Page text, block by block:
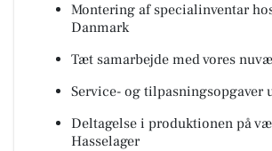
Montering af specialinventar
Danmark
Tæt samarbejde med vores
Service- og tilpasningsopgaver
Deltagelse i produktionen på
Hasselager